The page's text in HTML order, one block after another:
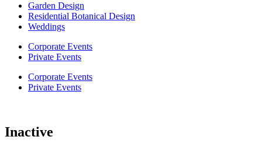
Garden Design
Residential Botanical Design
Weddings
Corporate Events
Private Events
Corporate Events
Private Events
Inactive